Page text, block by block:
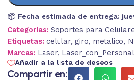
📦 Fecha estimada de entrega:
Categorías: Soportes para
Etiquetas: celular, giro, metalico,
Marcas: Laser,
Añadir a la lista de deseos
Compartir en: